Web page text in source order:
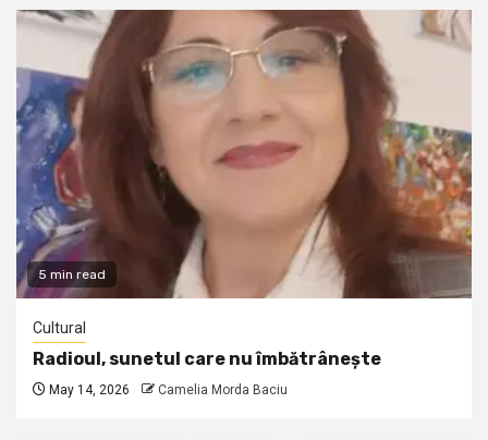
5 min read
Cultural
Radioul, sunetul care nu îmbătrânește
May 14, 2026 Camelia Morda Baciu